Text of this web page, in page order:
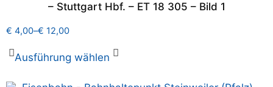
– Stuttgart Hbf. – ET 18 305 – Bild 1
€ 4,00–€ 12,00
Ausführung wählen